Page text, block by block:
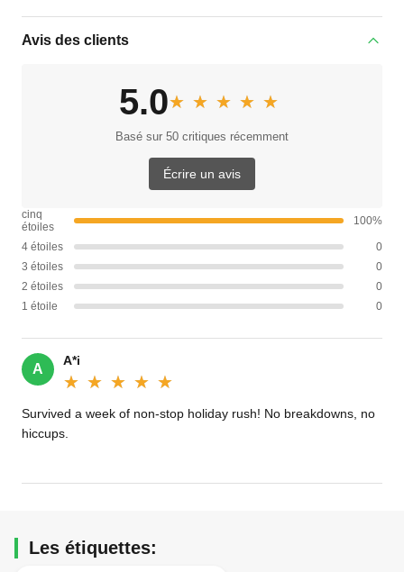
Avis des clients
5.0★★★★★
★★★★★
Basé sur 50 critiques récemment
Écrire un avis
cinq
étoiles
100%
4 étoiles
0
3 étoiles
0
2 étoiles
0
1 étoile
0
A
A*i
★★★★★
★★★★★
Survived a week of non-stop holiday rush! No breakdowns, no
hiccups.
Les étiquettes: